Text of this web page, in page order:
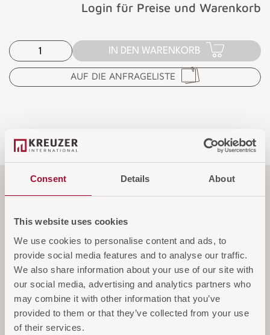
Consent Details About
This website uses cookies
We use cookies to personalise content and ads, to
provide social media features and to analyse our traffic.
We also share information about your use of our site with
our social media, advertising and analytics partners who
may combine it with other information that you’ve
provided to them or that they’ve collected from your use
of their services.
Login für Preise und Warenkorb
IN DEN WARENKORB
AUF DIE ANFRAGELISTE
Spezifikationen
Service & Garantie